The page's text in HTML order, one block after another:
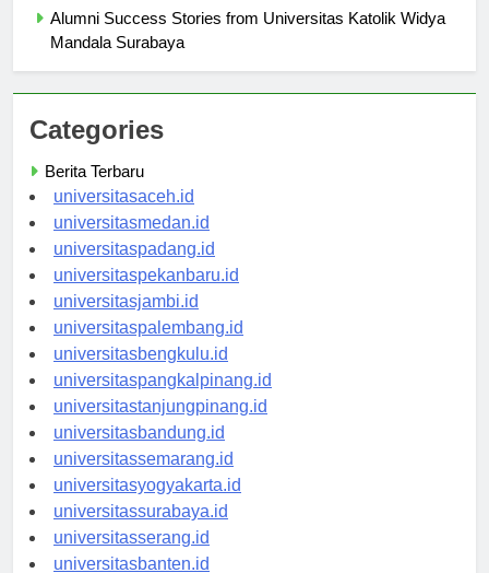
Alumni Success Stories from Universitas Katolik Widya
Categories
Berita Terbaru
universitasaceh.id
universitasmedan.id
universitaspadang.id
universitaspekanbaru.id
universitasjambi.id
universitaspalembang.id
universitasbengkulu.id
universitaspangkalpinang.id
universitastanjungpinang.id
universitasbandung.id
universitassemarang.id
universitasyogyakarta.id
universitassurabaya.id
universitasserang.id